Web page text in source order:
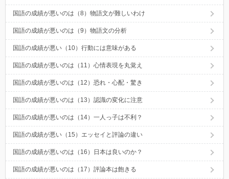
国語の成績が悪いのは（8）物語文が難しいわけ
国語の成績が悪いのは（9）物語文の分析
国語の成績が悪い（10）行動には意味がある
国語の成績が悪いのは（11）心情表現を丸覚え
国語の成績が悪いのは（12）恐れ・心配・驚き
国語の成績が悪いのは（13）認識の変化に注意
国語の成績が悪いのは（14）一人っ子は不利？
国語の成績が悪い（15）エッセイと評論の違い
国語の成績が悪いのは（16）日本は良いのか？
国語の成績が悪いのは（17）評論本は飽きる